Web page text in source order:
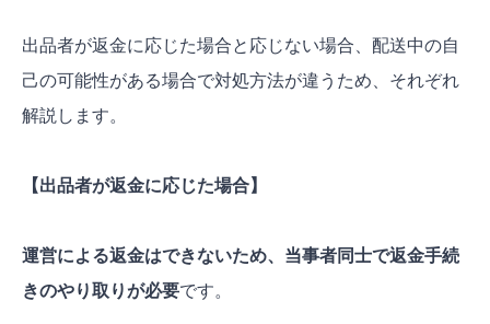
出品者が返金に応じた場合と応じない場合、配送中の自
己の可能性がある場合で対処方法が違うため、それぞれ
解説します。
【出品者が返金に応じた場合】
運営による返金はできないため、当事者同士で返金手続
きのやり取りが必要です。